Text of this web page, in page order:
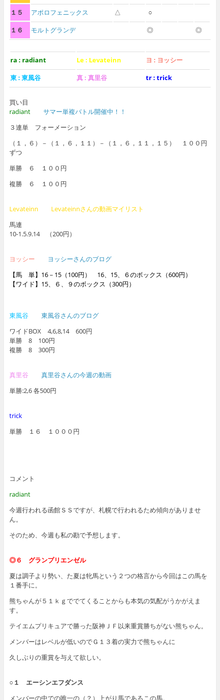
１５
アポロフェニックス △
○
１６
モルトグランデ ◎ ◎
ra : radiant Le : Levateinn
ヨ : ヨッシー
東 : 東風谷
真 : 真里谷 tr : trick
買い目
radiant サマー単複バトル開催中！！
３連単 フォーメーション
（１，６）－（１，６，１１）－（１，６，１１，１５） １００円
ずつ
単勝 ６ １００円
複勝 ６ １００円
Levateinn Levateinnさんの動画マイリスト
馬連
10-1.5.9.14 （200円）
ヨッシー
ヨッシーさんのブログ
【馬 単】16－15（100円） 16、15、６のボックス（600円）
【ワイド】15、６、９のボックス（300円）
東風谷
東風谷さんのブログ
ワイドBOX 4,6,8,14 600円
単勝 8 100円
複勝 8 300円
真里谷 真里谷さんの今週の動画
単勝:2,6 各500円
trick
単勝 １６ １０００円
コメント
radiant
今週行われる函館ＳＳですが、札幌で行われるため傾向がありませ
ん。
そのため、今週も私の勘で予想します。
◎６ グランプリエンゼル
夏は調子より勢い、た夏は牝馬という２つの格言から今回はこの馬を
１番手に。
熊ちゃんが５１ｋｇででてくることからも本気の気配がうかがえま
す。
テイエムプリキュアで勝った阪神ＪＦ以来重賞勝ちがない熊ちゃん。
メンバーはレベルが低いのでＧ１３着の実力で熊ちゃんに
久しぶりの重賞を与えて欲しい。
○１ エーシンエフダンス
メンバーの中での唯一の（？）上がり馬であるこの馬。